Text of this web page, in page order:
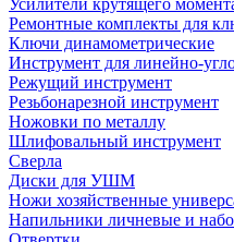
Усилители крутящего
Ремонтные комплекты для
Ключи динамометрические
Инструмент для линейно-
Режущий инструмент
Резьбонарезной инструмент
Ножовки по металлу
Шлифовальный инструмент
Сверла
Диски для УШМ
Ножи хозяйственные
Напильники личневые и